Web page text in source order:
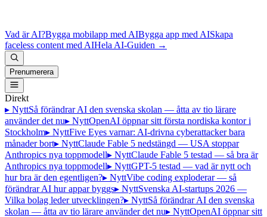
Vad är AI?Bygga mobilapp med AIBygga app med AISkapa
faceless content med AIHela AI-Guiden →
Prenumerera
Direkt
▸ NyttSå förändrar AI den svenska skolan — åtta av tio lärare
använder det nu▸ NyttOpenAI öppnar sitt första nordiska kontor i
Stockholm▸ NyttFive Eyes varnar: AI-drivna cyberattacker bara
månader bort▸ NyttClaude Fable 5 nedstängd — USA stoppar
Anthropics nya toppmodell▸ NyttClaude Fable 5 testad — så bra är
Anthropics nya toppmodell▸ NyttGPT-5 testad — vad är nytt och
hur bra är den egentligen?▸ NyttVibe coding exploderar — så
förändrar AI hur appar byggs▸ NyttSvenska AI-startups 2026 —
Vilka bolag leder utvecklingen?▸ NyttSå förändrar AI den svenska
skolan — åtta av tio lärare använder det nu▸ NyttOpenAI öppnar sitt